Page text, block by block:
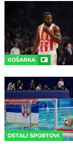
KOŠARKA
OSTALI SPORTOVI